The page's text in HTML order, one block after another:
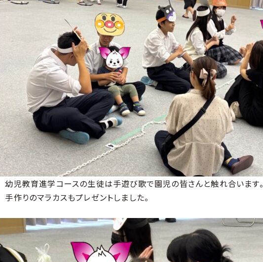
幼児教育進学コースの生徒は手遊び歌で園児の皆さんと触れ合います。
手作りのマラカスもプレゼントしました。